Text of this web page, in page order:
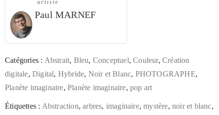
artiste
Paul MARNEF
Catégories : Abstrait, Bleu, Conceptuel,Couleur,Création
digitale,Digital, Hybride, Noir et Blanc, PHOTOGRAPHE,
Planète imaginaire,Planète imaginaire,pop art
Étiquettes : Abstraction,arbres, imaginaire,mystère,noir et blanc,